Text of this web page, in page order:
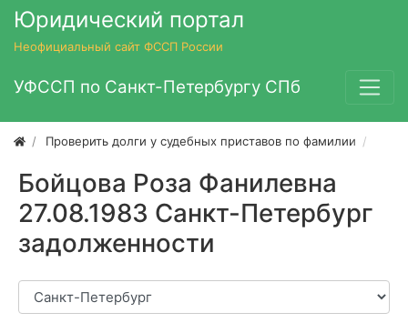
Юридический портал
Неофициальный сайт ФССП России
УФССП по Санкт-Петербургу СПб
Проверить долги у судебных приставов по фамилии
Бойцова Роза Фанилевна
27.08.1983 Санкт-Петербург
задолженности